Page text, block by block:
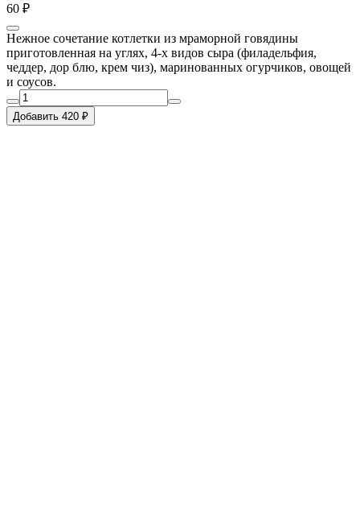
60 ₽
Нежное сочетание котлетки из мраморной говядины
приготовленная на углях, 4-х видов сыра (филадельфия,
чеддер, дор блю, крем чиз), маринованных огурчиков, овощей
и соусов.
Добавить 420 ₽